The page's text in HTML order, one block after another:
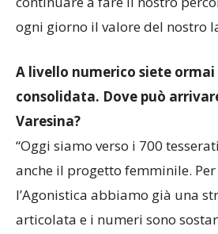
ogni giorno il valore del nostro
A livello numerico siete
consolidata. Dove può
Varesina?
“Oggi siamo verso i 700
anche il progetto femminile.
l’Agonistica abbiamo già una
articolata e i numeri sono